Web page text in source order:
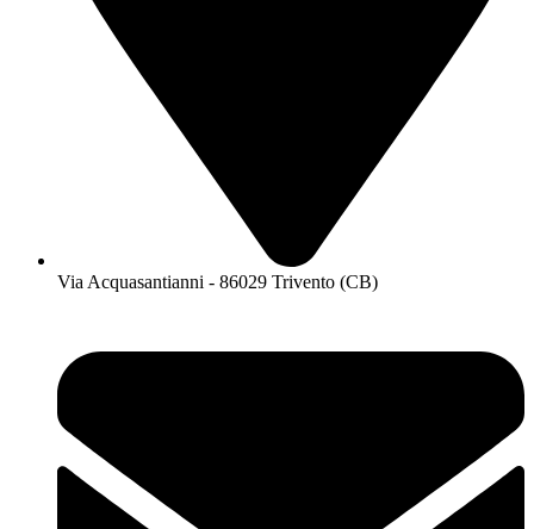
Via Acquasantianni - 86029 Trivento (CB)